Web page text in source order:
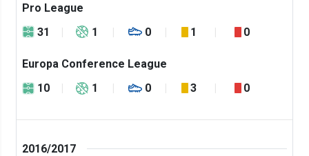
Pro League
31
1 0 1 0
Europa Conference League
10
1 0 3 0
2016/2017